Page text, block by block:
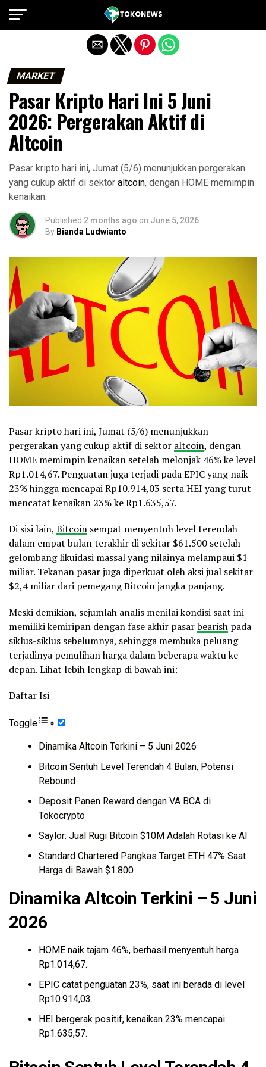
MARKET
Pasar Kripto Hari Ini 5 Juni
2026: Pergerakan Aktif di
Altcoin
Pasar kripto hari ini, Jumat (5/6) menunjukkan pergerakan
yang cukup aktif di sektor altcoin, dengan HOME memimpin
kenaikan.
Published 2 months ago on June 5, 2026
By Bianda Ludwianto
Pasar kripto hari ini, Jumat (5/6) menunjukkan
pergerakan yang cukup aktif di sektor altcoin, dengan
HOME memimpin kenaikan setelah melonjak 46% ke level
Rp1.014,67. Penguatan juga terjadi pada EPIC yang naik
23% hingga mencapai Rp10.914,03 serta HEI yang turut
mencatat kenaikan 23% ke Rp1.635,57.
Di sisi lain, Bitcoin sempat menyentuh level terendah
dalam empat bulan terakhir di sekitar $61.500 setelah
gelombang likuidasi massal yang nilainya melampaui $1
miliar. Tekanan pasar juga diperkuat oleh aksi jual sekitar
$2,4 miliar dari pemegang Bitcoin jangka panjang.
Meski demikian, sejumlah analis menilai kondisi saat ini
memiliki kemiripan dengan fase akhir pasarbearish pada
siklus-siklus sebelumnya, sehingga membuka peluang
terjadinya pemulihan harga dalam beberapa waktu ke
depan. Lihat lebih lengkap di bawah ini:
Daftar Isi
Toggle
Dinamika Altcoin Terkini – 5 Juni 2026
Bitcoin Sentuh Level Terendah 4 Bulan, Potensi
Rebound
Deposit Panen Reward dengan VA BCA di
Tokocrypto
Saylor: Jual Rugi Bitcoin $10M Adalah Rotasi ke AI
Standard Chartered Pangkas Target ETH 47% Saat
Harga di Bawah $1.800
Dinamika Altcoin Terkini – 5 Juni
2026
HOME naik tajam 46%, berhasil menyentuh harga
Rp1.014,67.
EPIC catat penguatan 23%, saat ini berada di level
Rp10.914,03.
HEI bergerak positif, kenaikan 23% mencapai
Rp1.635,57.
Exit mobile version